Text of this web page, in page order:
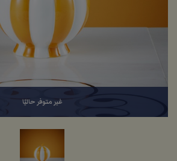
غير متوفر حاليًا